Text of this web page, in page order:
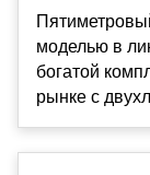
моделью в
богатой
рынке с